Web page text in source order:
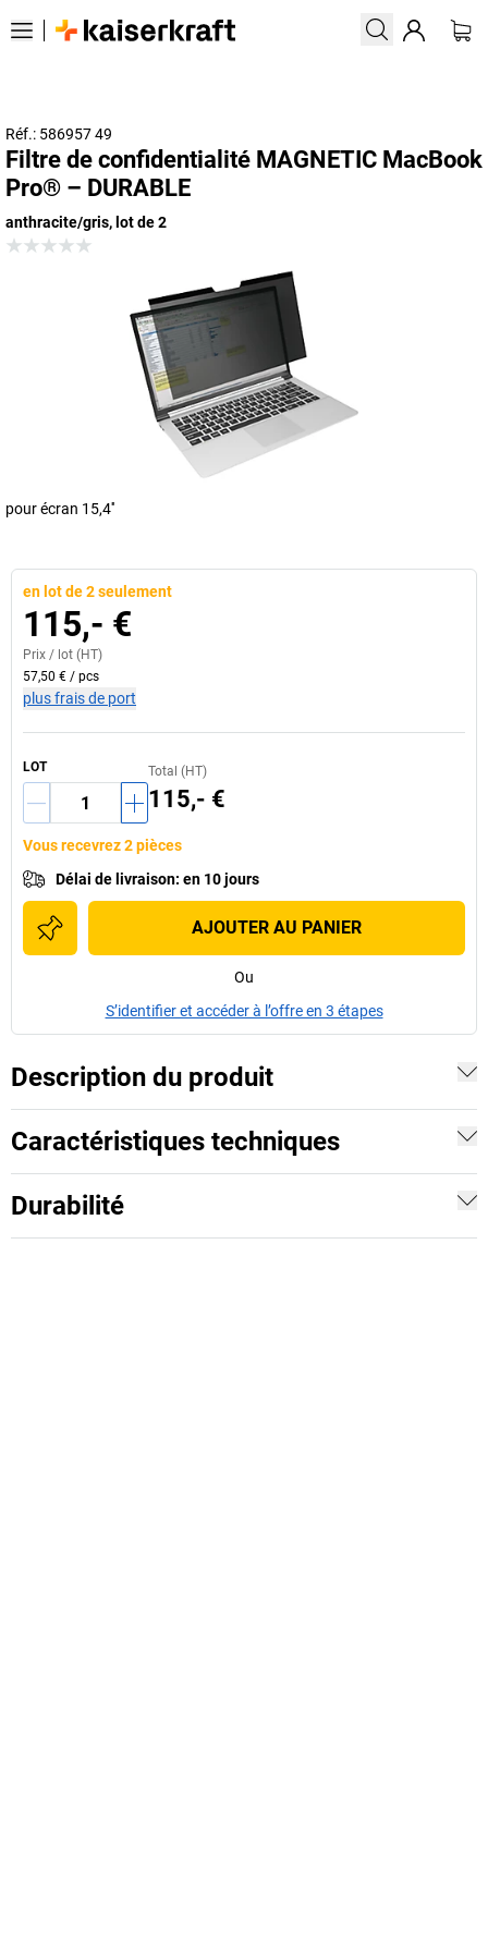
Réf.: 586957 49
Filtre de confidentialité MAGNETIC MacBook
Pro® – DURABLE
anthracite/gris, lot de 2
pour écran 15,4''
en lot de 2 seulement
115,- €
Prix / lot (HT)
57,50 € / pcs
plus frais de port
LOT Total (HT)
115,- €
Vous recevrez 2 pièces
Délai de livraison: en 10 jours
AJOUTER AU PANIER
Ou
S’identifier et accéder à l’offre en 3 étapes
Description du produit
Caractéristiques techniques
Durabilité